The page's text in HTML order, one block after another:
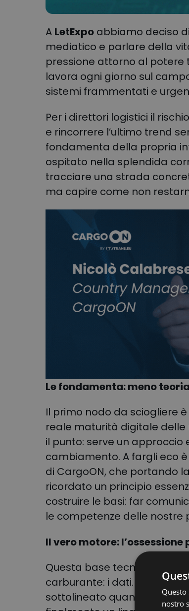
A LetExpo abbiamo deciso
mediatico e parlare della
pressione attorno al potere
lavora ogni giorno sul
sistemi frammentati e
Per i direttori logistici il
e rincorrere l’ultimo trend
fondamenta della propria
ospitato nella splendida
tracciare una strada
ma capire come non
Le fondamenta: meno
Il primo nodo da sciogliere
reale maturità digitale delle
il punto: serve un
cambiamento. A fargli eco
di CargoON, che portando
ricordato un principio
costruire le basi: far
le competenze delle nostre
Il vero motore: l’ossessione
Questa base tecnologica,
carburante: i dati.
Luca
sottolineato quanto sia nostro